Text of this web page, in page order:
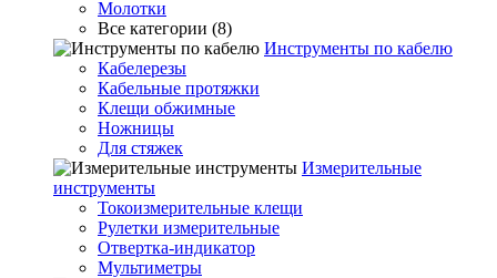
Молотки
Все категории (8)
Инструменты по кабелю
Кабелерезы
Кабельные протяжки
Клещи обжимные
Ножницы
Для стяжек
Измерительные
инструменты
Токоизмерительные клещи
Рулетки измерительные
Отвертка-индикатор
Мультиметры